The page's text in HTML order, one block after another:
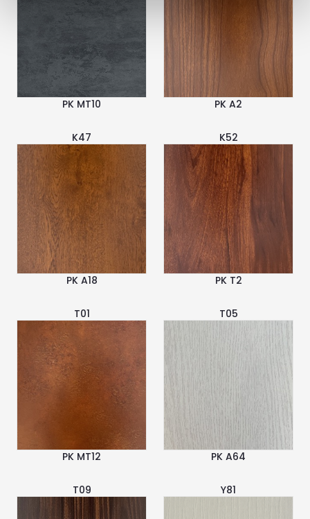
PK MT10 PK A2
K47
PK A18
K52
PK T2
T01
PK MT12
T05
PK A64
T09 Y81